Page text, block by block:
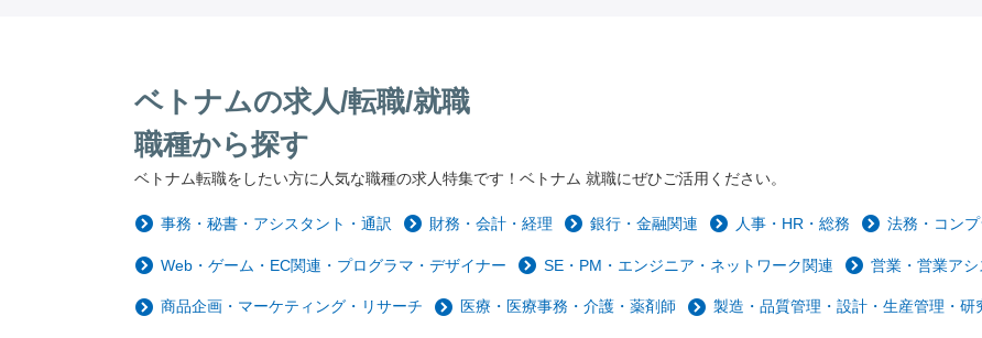
ベトナムの求人/転職/就職
職種から探す
ベトナム転職をしたい方に人気な職種の求人特集です！ベトナム 就職にぜひご活用ください。
事務・秘書・アシスタント・通訳 財務・会計・経理 銀行・金融関連 人事・HR・総務 法務・コン
Web・ゲーム・EC関連・プログラマ・デザイナー SE・PM・エンジニア・ネットワーク関連 営業・営業ア
商品企画・マーケティング・リサーチ 医療・医療事務・介護・薬剤師 製造・品質管理・設計・生産管理・研